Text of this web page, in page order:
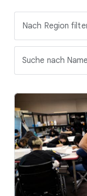
Nach Region
Suche nach